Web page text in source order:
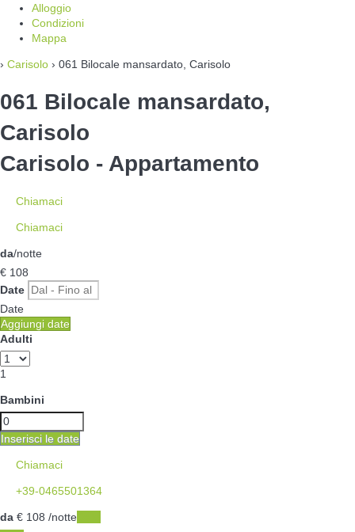
Alloggio
Condizioni
Mappa
› Carisolo › 061 Bilocale mansardato, Carisolo
061 Bilocale mansardato,
Carisolo
Carisolo - Appartamento
Chiamaci
Chiamaci
da/notte
€ 108
Date
Date
Aggiungi date
Adulti
1
Bambini
Inserisci le date
Chiamaci
+39-0465501364
da € 108 /notte